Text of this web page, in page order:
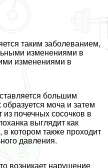
таким заболеванием,
изменениями в
изменениями в
большим
моча и затем
почечных сосочков в
выглядит как
котором также проходит
давления.
возникает нарушение